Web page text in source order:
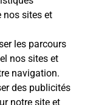
nos sites et
les parcours
nos sites et
navigation.
des publicités
notre site et